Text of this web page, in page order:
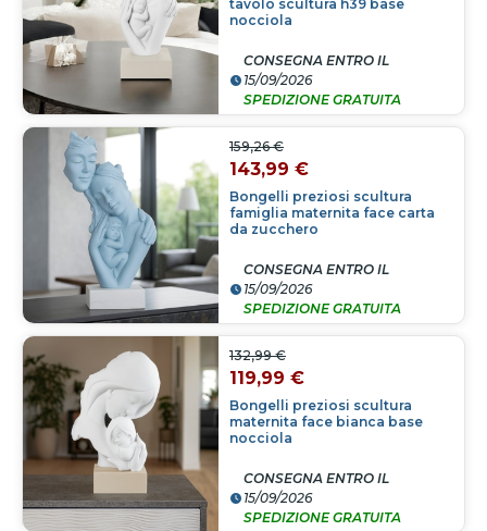
tavolo scultura h39 base
nocciola
CONSEGNA ENTRO IL
15/09/2026
SPEDIZIONE GRATUITA
Bongelli preziosi scultura
famiglia maternita face carta
da zucchero
159,26 €
143,99 €
CONSEGNA ENTRO IL
15/09/2026
SPEDIZIONE GRATUITA
Bongelli preziosi scultura
maternita face bianca base
nocciola
132,99 €
119,99 €
CONSEGNA ENTRO IL
15/09/2026
SPEDIZIONE GRATUITA